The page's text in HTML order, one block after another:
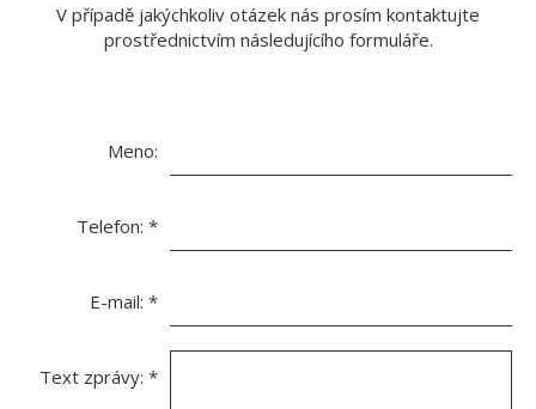
V případě jakýchkoliv otázek nás prosím kontaktujte
prostřednictvím následujícího formuláře.
Meno:
Telefon: *
E-mail: *
Text zprávy: *